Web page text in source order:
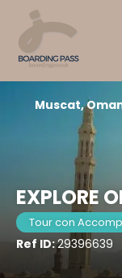
EXPLORE
Tour con
Ref ID:29396639
Muscat,